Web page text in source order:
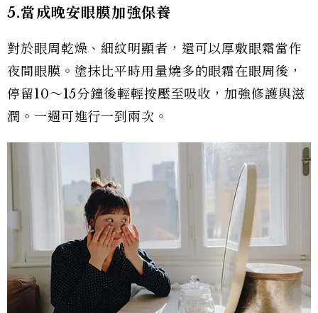
5.當成晚安眼膜加強保養
對於眼周乾燥、細紋明顯者，還可以厚敷眼霜當作
夜間眼膜。塗抹比平時用量燒多的眼霜在眼周後，
停留10～15分鐘後輕輕按壓至吸收，加強修護與滋
潤。一週可進行一到兩次。